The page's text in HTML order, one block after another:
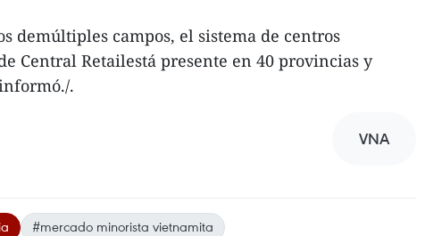
demúltiples campos, el sistema de centros
Central Retailestá presente en 40 provincias y
.
VNA
#mercado minorista vietnamita